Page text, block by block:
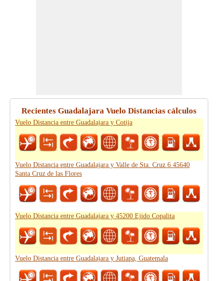
Recientes Guadalajara Vuelo Distancias cálculos
Vuelo Distancia entre Guadalajara y Cotija
Vuelo Distancia entre Guadalajara y Valle de Sta. Cruz 6 45640
Santa Cruz de las Flores
Vuelo Distancia entre Guadalajara y 45200 Ejido Copalita
Vuelo Distancia entre Guadalajara y Jutiapa, Guatemala